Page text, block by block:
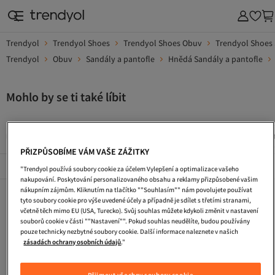
Trendyol Trendyol Shoes Trendyol Shoes Obuv
Trendyol
Trendyol
Obuv Sandály a pantofle Hnědá Sandály a pantofle
Mohlo by se ti také líbit
Saty S
Popularni Značky Zobrazit vše
Pracovni Boty Zimni Boty
Turisticke Boty
Saty S Flitry
Tasky Pres Rameno
Dlouhe Vecerni Saty
Kabelka
Plazova Taska
Koktejlove Saty
PŘIZPŮSOBÍME VÁM VAŠE ZÁŽITKY
"Trendyol používá soubory cookie za účelem Vylepšení a optimalizace vašeho
nakupování. Poskytování personalizovaného obsahu a reklamy přizpůsobené vašim
nákupním zájmům. Kliknutím na tlačítko ""Souhlasím"" nám povolujete používat
tyto soubory cookie pro výše uvedené účely a případně je sdílet s třetími stranami,
včetně těch mimo EU (USA, Turecko). Svůj souhlas můžete kdykoli změnit v nastavení
souborů cookie v části ""Nastavení"". Pokud souhlas neudělíte, budou používány
pouze technicky nezbytné soubory cookie. Další informace naleznete v našich
zásadách ochrany osobních údajů."